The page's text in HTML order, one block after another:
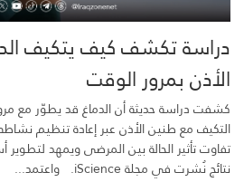
دراسة تكشف كيف يتكيف
الأذن بمرور الوقت
كشفت دراسة حديثة أن الدماغ قد يطوّر مع
التكيف مع طنين الأذن عبر إعادة تنظيم
تفاوت تأثير الحالة بين المرضى ويمهد لتطوير
نتائج نُشرت في مجلة iScience. واعتمد...